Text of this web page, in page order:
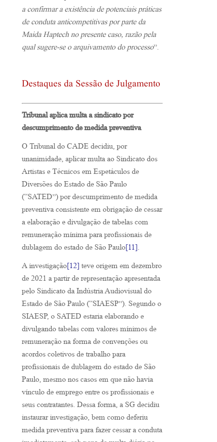
a confirmar a existência de potenciais práticas
de conduta anticompetitivas por parte da
Maida Haptech no presente caso, razão pela
qual sugere-se o arquivamento do processo”.
Destaques da Sessão de Julgamento
Tribunal aplica multa a sindicato por
descumprimento de medida preventiva
O Tribunal do CADE decidiu, por
unanimidade, aplicar multa ao Sindicato dos
Artistas e Técnicos em Espetáculos de
Diversões do Estado de São Paulo
(“SATED”) por descumprimento de medida
preventiva consistente em obrigação de cessar
a elaboração e divulgação de tabelas com
remuneração mínima para profissionais de
dublagem do estado de São Paulo[11].
A investigação[12] teve origem em dezembro
de 2021 a partir de representação apresentada
pelo Sindicato da Indústria Audiovisual do
Estado de São Paulo (“SIAESP”). Segundo o
SIAESP, o SATED estaria elaborando e
divulgando tabelas com valores mínimos de
remuneração na forma de convenções ou
acordos coletivos de trabalho para
profissionais de dublagem do estado de São
Paulo, mesmo nos casos em que não havia
vínculo de emprego entre os profissionais e
seus contratantes. Dessa forma, a SG decidiu
instaurar investigação, bem como deferiu
medida preventiva para fazer cessar a conduta